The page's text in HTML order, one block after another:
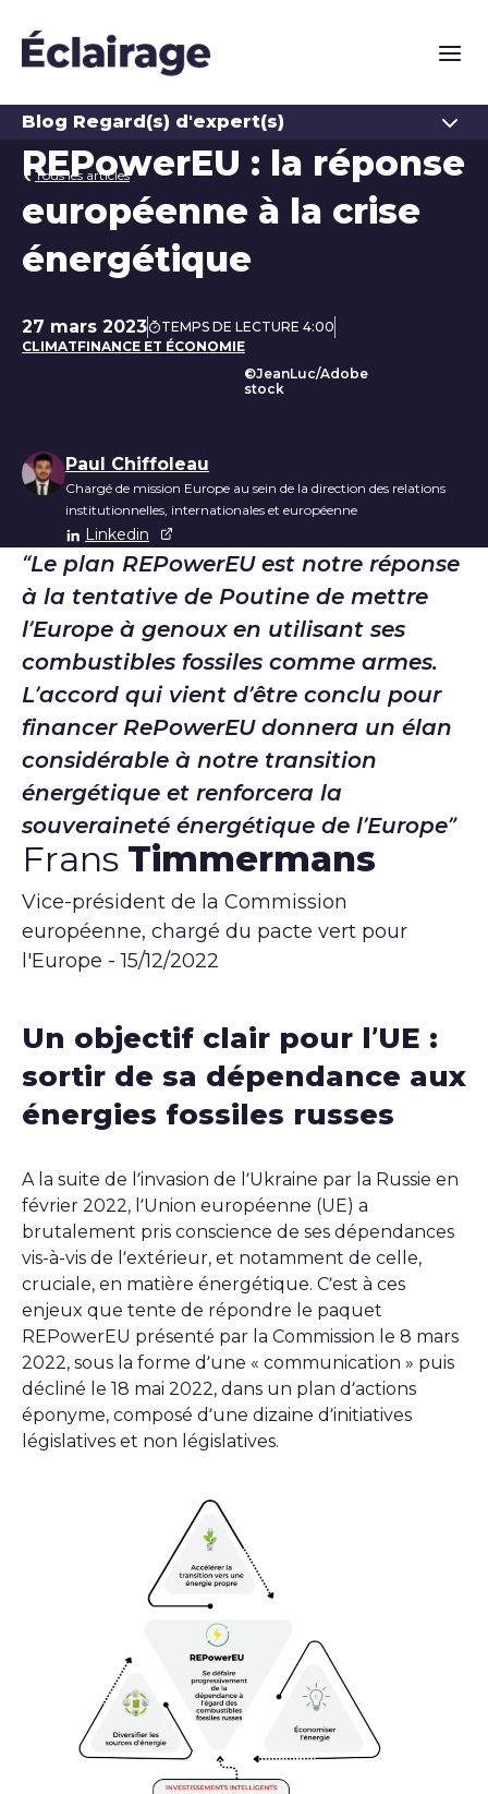
Blog Regard(s) d'expert(s)
Tous les articles
REPowerEU : la réponse
européenne à la crise
énergétique
Date de publication
27 mars 2023
TEMPS DE LECTURE 4:00
CLIMATFINANCE ET ÉCONOMIE
©JeanLuc/Adobe
stock
Liste des auteurs
Paul Chiffoleau
Chargé de mission Europe au sein de la direction des relations
institutionnelles, internationales et européenne
Linkedin
Le plan REPowerEU est notre réponse
à la tentative de Poutine de mettre
l’Europe à genoux en utilisant ses
combustibles fossiles comme armes.
L’accord qui vient d’être conclu pour
financer RePowerEU donnera un élan
considérable à notre transition
énergétique et renforcera la
souveraineté énergétique de l’Europe
Frans Timmermans
Vice-président de la Commission
européenne, chargé du pacte vert pour
l'Europe - 15/12/2022
Un objectif clair pour l’UE :
sortir de sa dépendance aux
énergies fossiles russes
A la suite de l’invasion de l’Ukraine par la Russie en
février 2022, l’Union européenne (UE) a
brutalement pris conscience de ses dépendances
vis-à-vis de l’extérieur, et notamment de celle,
cruciale, en matière énergétique. C’est à ces
enjeux que tente de répondre le paquet
REPowerEU présenté par la Commission le 8 mars
2022, sous la forme d’une « communication » puis
décliné le 18 mai 2022, dans un plan d’actions
éponyme, composé d’une dizaine d’initiatives
législatives et non législatives.